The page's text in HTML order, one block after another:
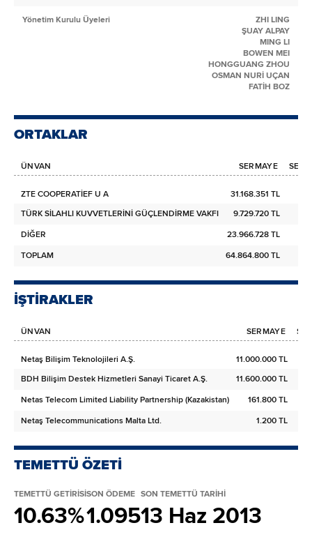
Yönetim Kurulu Üyeleri
ZHI LING
ŞUAY ALPAY
MING LI
BOWEN MEI
HONGGUANG ZHOU
OSMAN NURİ UÇAN
FATİH BOZ
ORTAKLAR
ÜNVAN SERMAYE
ZTE COOPERATİEF U A
31.168.351 TL
TÜRK SİLAHLI KUVVETLERİNİ GÜÇLENDİRME VAKFI
9.729.720 TL
DİĞER
23.966.728 TL
TOPLAM
64.864.800 TL
İŞTİRAKLER
ÜNVAN SERMAYE
Netaş Bilişim Teknolojileri A.Ş.
11.000.000 TL
BDH Bilişim Destek Hizmetleri Sanayi Ticaret A.Ş.
11.600.000 TL
Netas Telecom Limited Liability Partnership (Kazakistan)
161.800 TL
Netaş Telecommunications Malta Ltd.
1.200 TL
TEMETTÜ ÖZETİ
TEMETTÜ GETİRİSİ
10.63%
SON ÖDEME
1.095
SON TEMETTÜ TARİHİ
13 Haz 2013